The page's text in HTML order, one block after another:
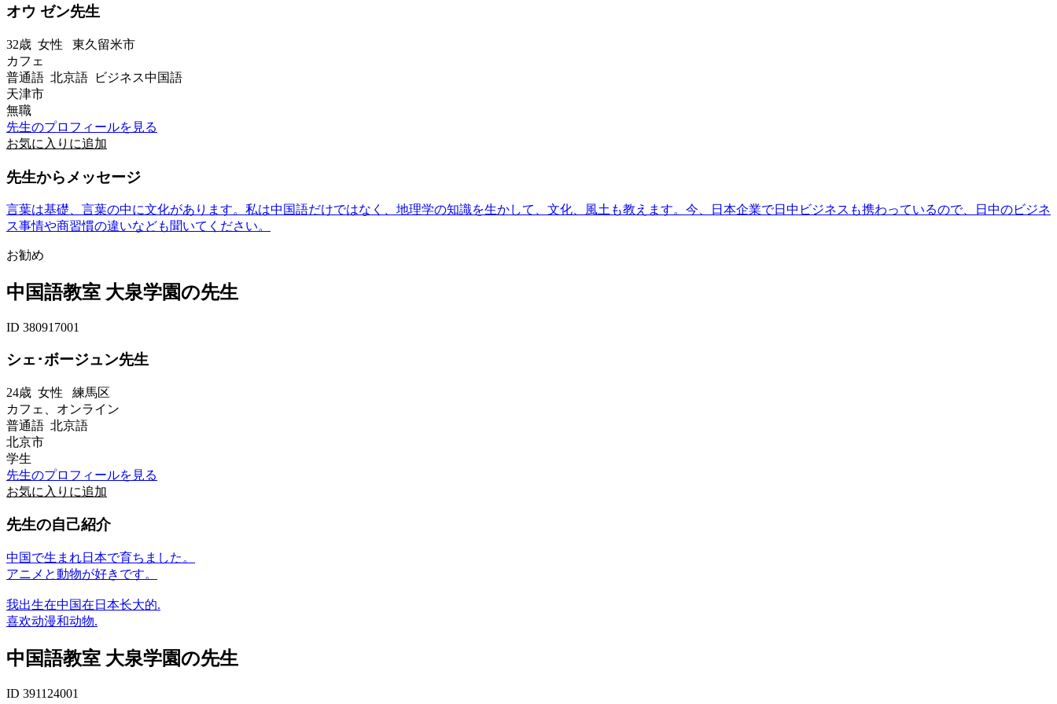
オウ ゼン先生
32歳 女性 東久留米市
カフェ
普通語 北京語 ビジネス中国語
天津市
無職
先生のプロフィールを見る
お気に入りに追加
先生からメッセージ
言葉は基礎、言葉の中に文化があります。私は中国語だけではなく、地理学の知識を生かして、文化、風土も教えます。今、日本企業で日中ビジネスも携わっているので、日中のビジネ
ス事情や商習慣の違いなども聞いてください。
お勧め
中国語教室 大泉学園の先生
ID 380917001
シェ･ボージュン先生
24歳 女性 練馬区
カフェ、オンライン
普通語 北京語
北京市
学生
先生のプロフィールを見る
お気に入りに追加
先生の自己紹介
中国で生まれ日本で育ちました。
アニメと動物が好きです。
我出生在中国在日本长大的.
喜欢动漫和动物.
中国語教室 大泉学園の先生
ID 391124001